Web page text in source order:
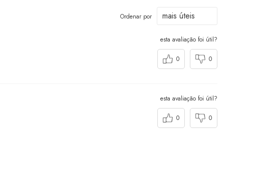
Ordenar por
esta avaliação foi útil?
0 0
esta avaliação foi útil?
0 0